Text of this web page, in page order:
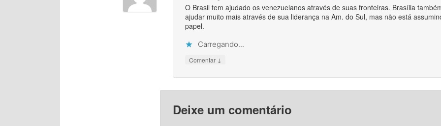
O Brasil tem ajudado os venezuelanos através de suas fronteiras. Brasília
ajudar muito mais através de sua liderança na Am. do Sul, mas não está
papel.
Carregando...
Comentar ↓
Deixe um comentário